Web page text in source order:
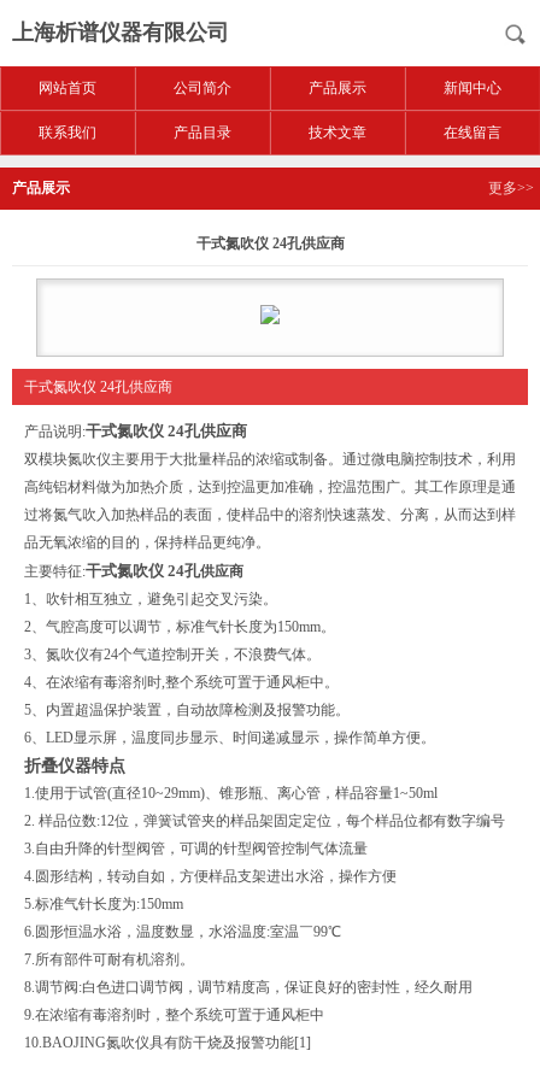
上海析谱仪器有限公司
网站首页 公司简介 产品展示 新闻中心
联系我们 产品目录 技术文章 在线留言
产品展示 更多>>
干式氮吹仪 24孔供应商
干式氮吹仪 24孔供应商
产品说明:干式氮吹仪 24孔供应商
双模块氮吹仪主要用于大批量样品的浓缩或制备。通过微电脑控制技术，利用
高纯铝材料做为加热介质，达到控温更加准确，控温范围广。其工作原理是通
过将氮气吹入加热样品的表面，使样品中的溶剂快速蒸发、分离，从而达到样
品无氧浓缩的目的，保持样品更纯净。
主要特征:干式氮吹仪 24孔供应商
1、吹针相互独立，避免引起交叉污染。
2、气腔高度可以调节，标准气针长度为150mm。
3、氮吹仪有24个气道控制开关，不浪费气体。
4、在浓缩有毒溶剂时,整个系统可置于通风柜中。
5、内置超温保护装置，自动故障检测及报警功能。
6、LED显示屏，温度同步显示、时间递减显示，操作简单方便。
折叠仪器特点
1.使用于试管(直径10~29mm)、锥形瓶、离心管，样品容量1~50ml
2. 样品位数:12位，弹簧试管夹的样品架固定定位，每个样品位都有数字编号
3.自由升降的针型阀管，可调的针型阀管控制气体流量
4.圆形结构，转动自如，方便样品支架进出水浴，操作方便
5.标准气针长度为:150mm
6.圆形恒温水浴，温度数显，水浴温度:室温￣99℃
7.所有部件可耐有机溶剂。
8.调节阀:白色进口调节阀，调节精度高，保证良好的密封性，经久耐用
9.在浓缩有毒溶剂时，整个系统可置于通风柜中
10.BAOJING氮吹仪具有防干烧及报警功能[1]